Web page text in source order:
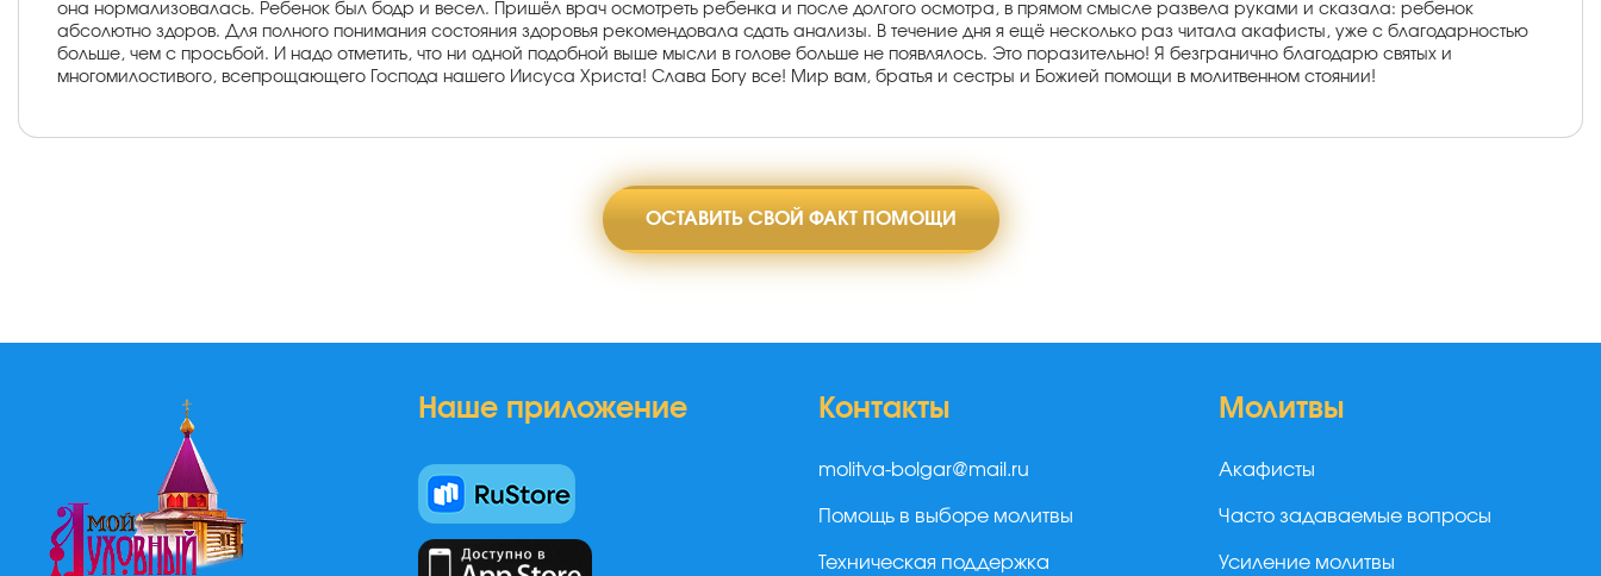
она нормализовалась. Ребенок был бодр и весел. Пришёл врач осмотреть ребенка и после долгого осмотра, в прямом смысле развела руками и сказала: ребенок
абсолютно здоров. Для полного понимания состояния здоровья рекомендовала сдать анализы. В течение дня я ещё несколько раз читала акафисты, уже с благодарностью
больше, чем с просьбой. И надо отметить, что ни одной подобной выше мысли в голове больше не появлялось. Это поразительно! Я безгранично благодарю святых и
многомилостивого, всепрощающего Господа нашего Иисуса Христа! Слава Богу все! Мир вам, братья и сестры и Божией помощи в молитвенном стоянии!
ОСТАВИТЬ СВОЙ ФАКТ ПОМОЩИ
Наше приложение Контакты
molitva-bolgar@mail.ru
Помощь в выборе молитвы
Техническая поддержка
Молитвы
Акафисты
Часто задаваемые вопросы
Усиление молитвы